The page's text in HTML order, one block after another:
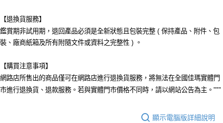
【退換貨服務】
鑑賞期非試用期，退回產品必須是全新狀態且包裝完整 ( 保持產品、附件、包
裝、廠商紙箱及所有附隨文件或資料之完整性 ) 。
【購買注意事項】
網路店所售出的商品僅可在網路店進行退換貨服務，將無法在全國佳瑪實體門
市進行退換貨、退款服務。若與實體門市價格不同時，請以網站公告為主。"""
顯示電腦版詳細說明